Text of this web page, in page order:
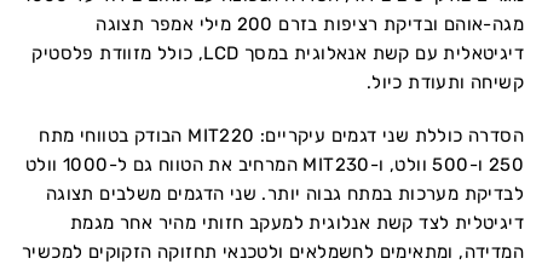
מגה-אוהם ובדיקת רציפות בזרם 200 מילי אמפר תצוגה
דיגיטאלית עם קשת אנאלוגית במסך LCD, כולל מזוודת פלסטיק
קשיחה ותעודת כיול.
הסדרה כוללת שני דגמים עיקריים: MIT220 הבודק בטווחי מתח
250 ו-500 וולט, ו-MIT230 המרחיב את הטווח גם ל-1000 וולט
לבדיקת מערכות במתח גבוה יותר. שני הדגמים משלבים תצוגה
דיגיטלית לצד קשת אנלוגית למעקב חזותי מהיר אחר מגמת
המדידה, ומתאימים לחשמלאים ולטכנאי תחזוקה הזקוקים למכשיר